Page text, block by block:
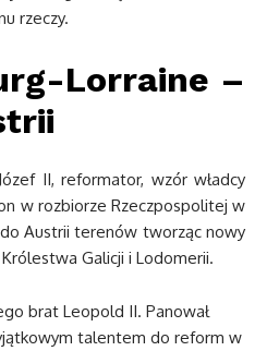
rzeczy.
Lorraine –
II, reformator, wzór władcy
w rozbiorze Rzeczpospolitej w
Austrii terenów tworząc nowy
Galicji i Lodomerii.
brat Leopold II. Panował
talentem do reform w